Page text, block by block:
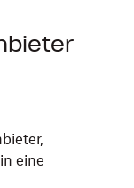
in eine